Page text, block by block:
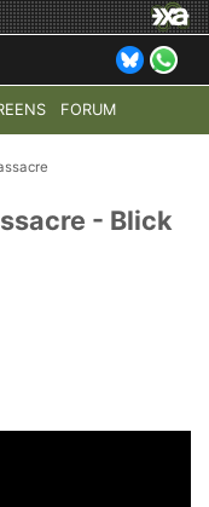
FORUM
4 HALO:
- Blick